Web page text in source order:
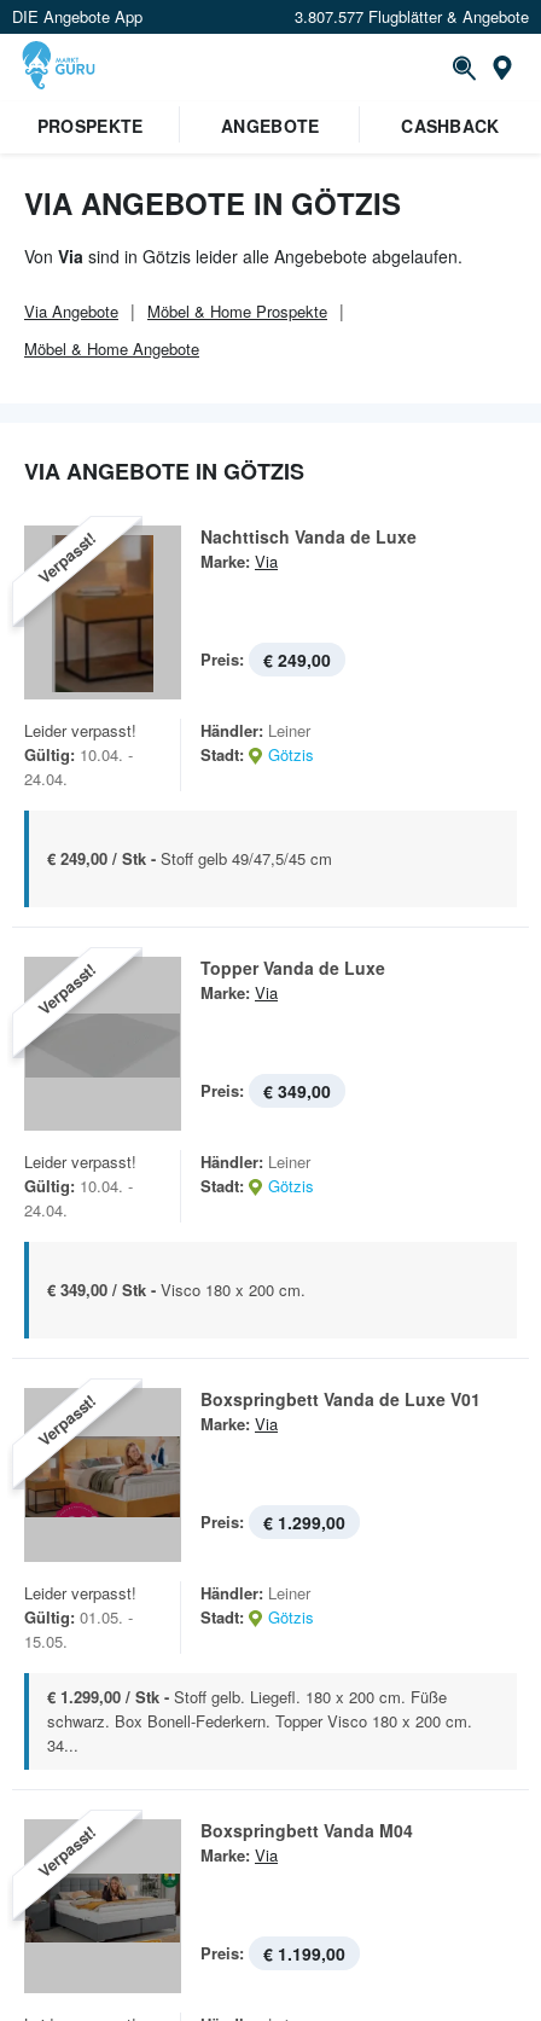
DIE Angebote App 3.807.577 Flugblätter & Angebote
PROSPEKTE
ANGEBOTE CASHBACK
VIA ANGEBOTE IN GÖTZIS
Von Via sind in Götzis leider alle Angebebote abgelaufen.
Via Angebote Möbel & Home Prospekte
Möbel & Home Angebote
VIA ANGEBOTE IN GÖTZIS
Verpasst! Nachttisch Vanda de Luxe
Marke: Via
Preis: € 249,00
Leider verpasst!
Gültig: 10.04. -
24.04.
Händler: Leiner
Stadt:
Götzis
€ 249,00 / Stk - Stoff gelb 49/47,5/45 cm
Verpasst! Topper Vanda de Luxe
Marke: Via
Preis: € 349,00
Leider verpasst!
Gültig: 10.04. -
24.04.
Händler: Leiner
Stadt:
Götzis
€ 349,00 / Stk - Visco 180 x 200 cm.
Verpasst! Boxspringbett Vanda de Luxe V01
Marke: Via
Preis: € 1.299,00
Leider verpasst!
Gültig: 01.05. -
15.05.
Händler: Leiner
Stadt:
Götzis
€ 1.299,00 / Stk - Stoff gelb. Liegefl. 180 x 200 cm. Füße
schwarz. Box Bonell-Federkern. Topper Visco 180 x 200 cm.
34...
Verpasst! Boxspringbett Vanda M04
Marke: Via
Preis: € 1.199,00